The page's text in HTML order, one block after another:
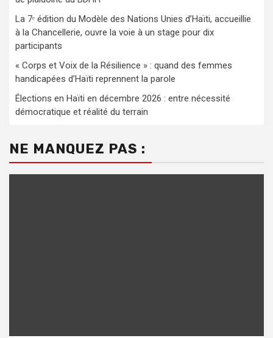
La 7ᵉ édition du Modèle des Nations Unies d’Haïti, accueillie
à la Chancellerie, ouvre la voie à un stage pour dix
participants
« Corps et Voix de la Résilience » : quand des femmes
handicapées d’Haïti reprennent la parole
Élections en Haïti en décembre 2026 : entre nécessité
démocratique et réalité du terrain
NE MANQUEZ PAS :